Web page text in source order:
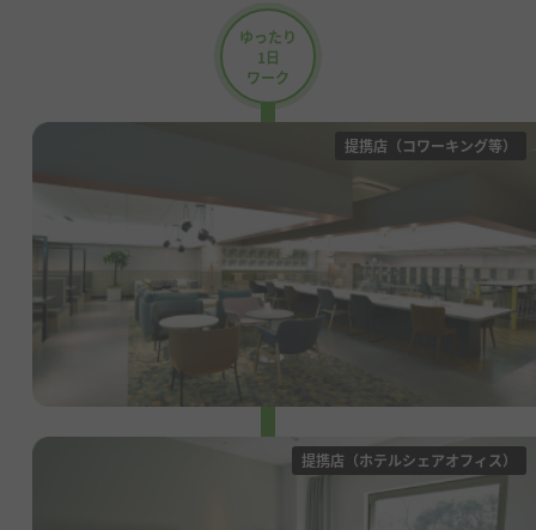
ゆったり
1日
ワーク
提携店（コワーキング等）
提携店（ホテルシェアオフィス）